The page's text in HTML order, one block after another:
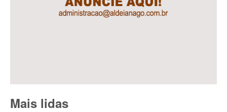
Mais lidas